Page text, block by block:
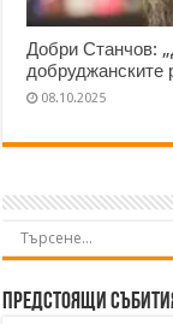
Добри Станчов:
добруджанските
08.10.2025
Предстоящи